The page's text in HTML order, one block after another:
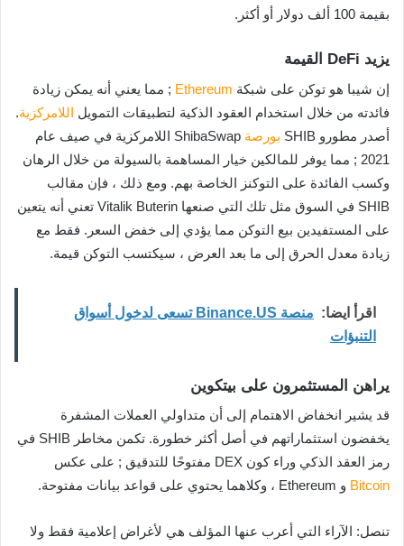
بقيمة 100 ألف دولار أو أكثر.
يزيد DeFi القيمة
إن شيبا هو توكن على شبكة Ethereum ; مما يعني أنه يمكن زيادة
فائدته من خلال استخدام العقود الذكية لتطبيقات التمويل اللامركزية.
أصدر مطورو SHIB
بورصة
ShibaSwap اللامركزية في صيف عام
2021 ; مما يوفر للمالكين خيار المساهمة بالسيولة من خلال الرهان
وكسب الفائدة على التوكنز الخاصة بهم. ومع ذلك ، فإن مقالب
SHIB في السوق مثل تلك التي صنعها Vitalik Buterin تعني أنه يتعين
على المستفيدين بيع التوكن مما يؤدي إلى خفض السعر. فقط مع
زيادة معدل الحرق إلى ما بعد العرض ، سيكتسب التوكن قيمة.
اقرأ ايضا:
منصة Binance.US تسعى لدخول أسواق
التنبؤات
يراهن المستثمرون على بيتكوين
قد يشير انخفاض الاهتمام إلى أن متداولي العملات المشفرة
يخفضون استثماراتهم في أصل أكثر خطورة. تكمن مخاطر SHIB في
رمز العقد الذكي وراء كون DEX مفتوحًا للتدقيق ; على عكس
Bitcoin و Ethereum ، وكلاهما يحتوي على قواعد بيانات مفتوحة.
تنصل: الآراء التي أعرب عنها المؤلف هي لأغراض إعلامية فقط ولا